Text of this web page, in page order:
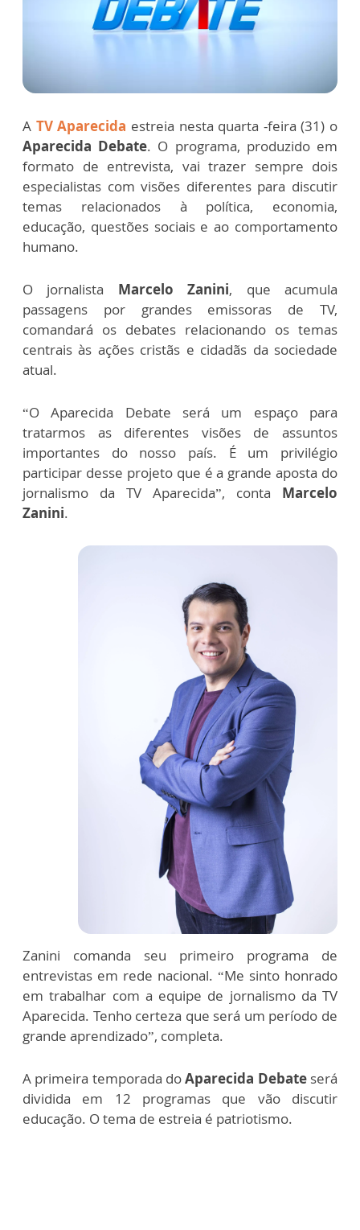
A TV Aparecida estreia nesta quarta -feira (31) o
Aparecida Debate. O programa, produzido em
formato de entrevista, vai trazer sempre dois
especialistas com visões diferentes para discutir
temas relacionados à política, economia,
educação, questões sociais e ao comportamento
humano.
O jornalista Marcelo Zanini, que acumula
passagens por grandes emissoras de TV,
comandará os debates relacionando os temas
centrais às ações cristãs e cidadãs da sociedade
atual.
“O Aparecida Debate será um espaço para
tratarmos as diferentes visões de assuntos
importantes do nosso país. É um privilégio
participar desse projeto que é a grande aposta do
jornalismo da TV Aparecida”, conta Marcelo
Zanini.
Zanini comanda seu primeiro programa de
entrevistas em rede nacional. “Me sinto honrado
em trabalhar com a equipe de jornalismo da TV
Aparecida. Tenho certeza que será um período de
grande aprendizado”, completa.
A primeira temporada doAparecida Debateserá
dividida em 12 programas que vão discutir
educação. O tema de estreia é patriotismo.